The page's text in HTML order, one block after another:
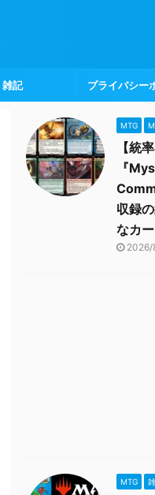
雑記 プライバシー
MTG
【統
『
収録
なカ
2026/
MTG